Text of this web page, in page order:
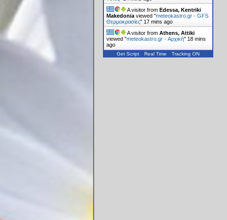
A visitor fromEdessa, Kentriki
Makedonia viewed "meteokastro.gr - GFS
Θερμοκρασίες" 17 mins ago
A visitor fromAthens, Attiki
viewed "meteokastro.gr - Αρχική" 18 mins
ago
Get Script Real Time Tracking ON